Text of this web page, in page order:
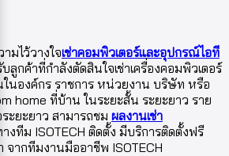
มไว้วางใจเช่าคอมพิวเตอร์และอุปกรณ์ไอที
ลูกค้าที่กำลังตัดสินใจเช่าเครื่องคอมพิวเตอร์
นองค์กร ราชการ หน่วยงาน บริษัท หรือ
home ที่บ้าน ในระยะสั้น ระยะยาว ราย
ะยะยาว สามารถชม ผลงานเช่า
งทีม ISOTECH ติดตั้ง มีบริการติดตั้งฟรี
จากทีมงานมืออาชีพ ISOTECH